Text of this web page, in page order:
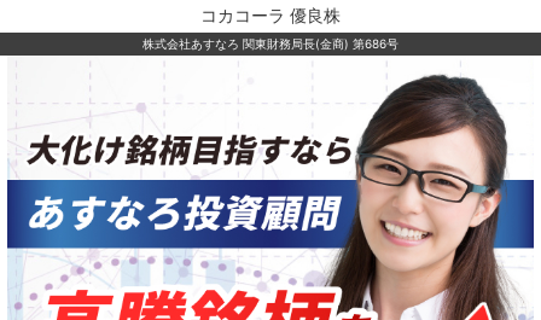
コカコーラ 優良株